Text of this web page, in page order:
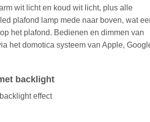
wit licht en koud wit licht, plus alle
plafond lamp mede naar boven, wat
het plafond. Bedienen en dimmen van
het domotica systeem van Apple,
backlight
effect